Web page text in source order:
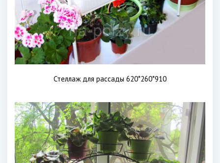
Стеллаж для рассады 620*260*910